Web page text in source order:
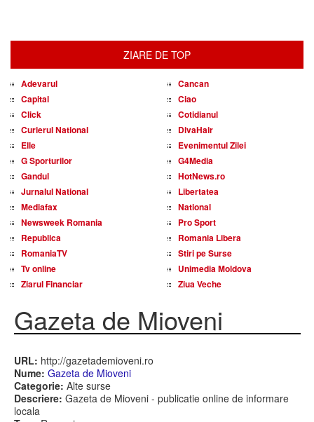
ZIARE DE TOP
Adevarul
Cancan
Capital
Ciao
Click
Cotidianul
Curierul National
DivaHair
Elle
Evenimentul Zilei
G Sporturilor
G4Media
Gandul
HotNews.ro
Jurnalul National
Libertatea
Mediafax
National
Newsweek Romania
Pro Sport
Republica
Romania Libera
RomaniaTV
Stiri pe Surse
Tv online
Unimedia Moldova
Ziarul Financiar
Ziua Veche
Gazeta de Mioveni
URL: http://gazetademioveni.ro
Nume: Gazeta de Mioveni
Categorie: Alte surse
Descriere: Gazeta de Mioveni - publicatie online de informare
locala